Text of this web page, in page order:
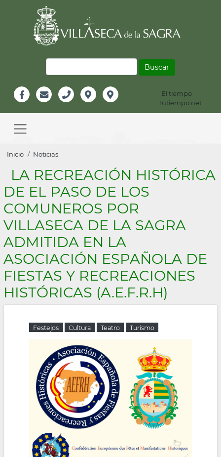
Información
Header
El tiempo -
Tutiempo.net
navigation
Sobrescribir
enlaces
de
ayuda
a
la
navegación
Inicio Noticias
LA RECREACIÓN HISTÓRICA
DE EL PASO DE LOS
COMUNEROS POR
VILLASECA DE LA SAGRA
ADMITIDA EN LA
ASOCIACIÓN ESPAÑOLA DE
FIESTAS Y RECREACIONES
HISTÓRICAS (A.E.F.R.H)
Festejos Cultura Teatro Turismo